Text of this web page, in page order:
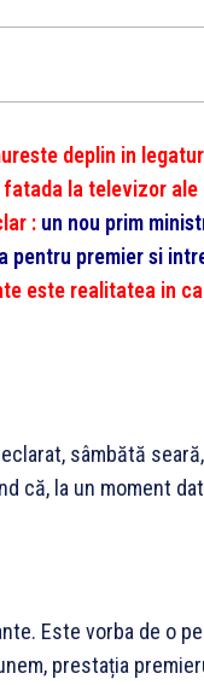
deplin in
la televizor ale
: un nou prim
pentru premier si
este realitatea in
sâmbătă
că, la un moment
Este vorba de o
prestația